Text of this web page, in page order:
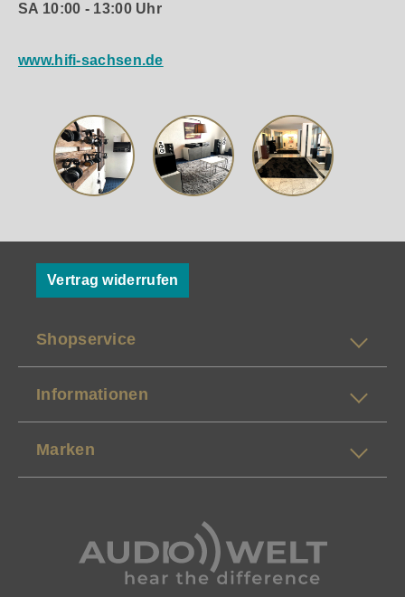
SA 10:00 - 13:00 Uhr
www.hifi-sachsen.de
Vertrag widerrufen
Shopservice
Informationen
Marken